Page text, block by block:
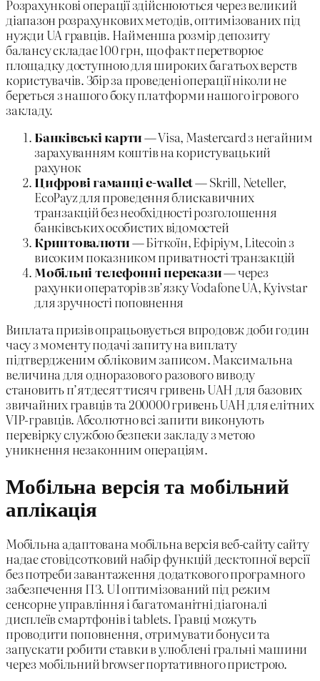
Розрахункові операції здійснюються через великий
діапазон розрахункових методів, оптимізованих під
нужди UA гравців. Найменша розмір депозиту
балансу складає 100 грн, що факт перетворює
площадку доступною для широких багатьох верств
користувачів. Збір за проведені операції ніколи не
береться з нашого боку платформи нашого ігрового
закладу.
Банківські карти— Visa, Mastercard з негайним
зарахуванням коштів на користувацький
рахунок
Цифрові гаманці e-wallet— Skrill, Neteller,
EcoPayz для проведення блискавичних
транзакцій без необхідності розголошення
банківських особистих відомостей
Криптовалюти— Біткоїн, Ефіріум, Litecoin з
високим показником приватності транзакцій
Мобільні телефонні перекази— через
рахунки операторів зв’язку Vodafone UA, Kyivstar
для зручності поповнення
Виплата призів опрацьовується впродовж доби годин
часу з моменту подачі запиту на виплату
підтвердженим обліковим записом. Максимальна
величина для одноразового разового виводу
становить п’ятдесят тисяч гривень UAH для базових
звичайних гравців та 200000 гривень UAH для елітних
VIP-гравців. Абсолютно всі запити виконують
перевірку службою безпеки закладу з метою
уникнення незаконним операціям.
Мобільна версія та мобільний
аплікація
Мобільна адаптована мобільна версія веб-сайту сайту
надає стовідсотковий набір функцій десктопної версії
без потреби завантаження додаткового програмного
забезпечення ПЗ. UI оптимізований під режим
сенсорне управління і багатоманітні діагоналі
дисплеїв смартфонів і tablets. Гравці можуть
проводити поповнення, отримувати бонуси та
запускати робити ставки в улюблені гральні машини
через мобільний browser портативного пристрою.